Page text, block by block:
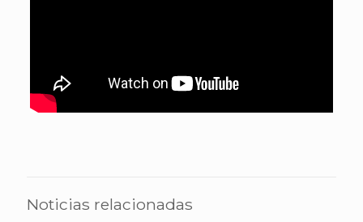
Noticias relacionadas